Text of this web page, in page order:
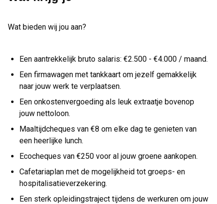
Wat bieden wij jou aan?
Een aantrekkelijk bruto salaris: €2.500 - €4.000 / maand.
Een firmawagen met tankkaart om jezelf gemakkelijk
naar jouw werk te verplaatsen.
Een onkostenvergoeding als leuk extraatje bovenop
jouw nettoloon.
Maaltijdcheques van €8 om elke dag te genieten van
een heerlijke lunch.
Ecocheques van €250 voor al jouw groene aankopen.
Cafetariaplan met de mogelijkheid tot groeps- en
hospitalisatieverzekering.
Een sterk opleidingstraject tijdens de werkuren om jouw